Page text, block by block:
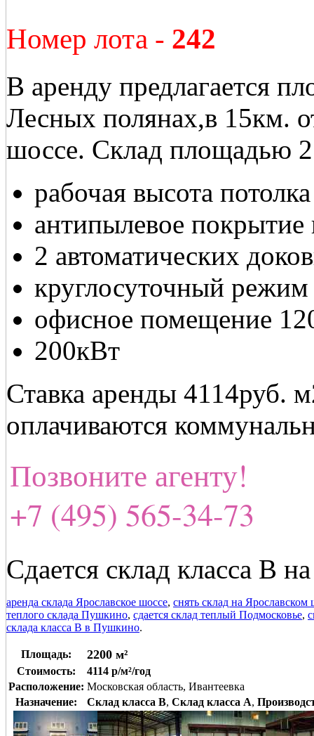
Номер лота - 242
В аренду предлагается
Лесных полянах,в 15км.
шоссе. Склад площадью
рабочая высота
антипылевое покрытие
2 автоматических
круглосуточный
офисное помещение
200кВт
Ставка аренды 4114руб.
оплачиваются
Позвоните агенту!
+7 (495) 565-34-73
Сдается склад класса В
аренда склада Ярославское шоссе, снять склад на Ярославском
теплого склада Пушкино, сдается склад теплый Подмосковье,
склада класса В в Пушкино.
Площадь: 2200 м²
Стоимость:
4114 р/м²/год
Расположение: Московская область, Ивантеевка
Назначение:
Склад класса B, Склад класса A,